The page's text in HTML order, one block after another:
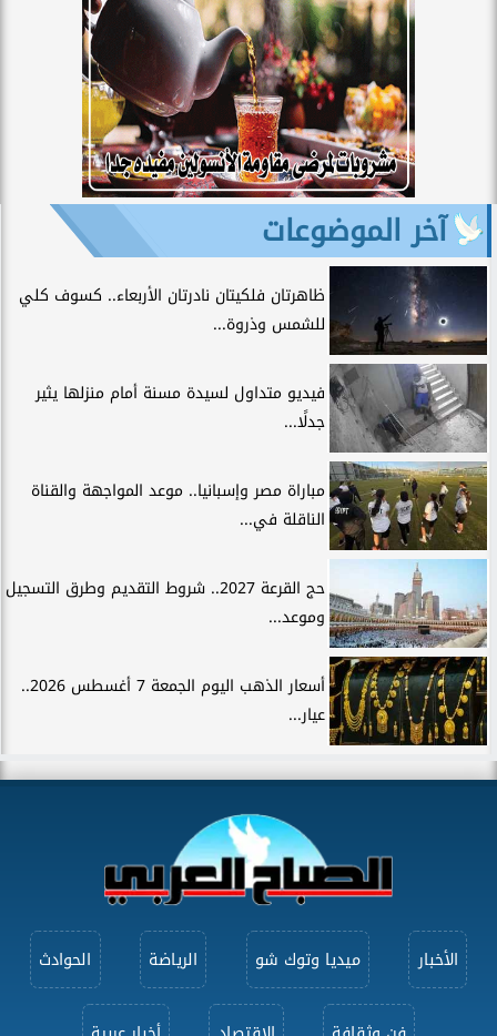
آخر الموضوعات
ظاهرتان فلكيتان نادرتان الأربعاء.. كسوف كلي
للشمس وذروة...
فيديو متداول لسيدة مسنة أمام منزلها يثير
جدلًا...
مباراة مصر وإسبانيا.. موعد المواجهة والقناة
الناقلة في...
حج القرعة 2027.. شروط التقديم وطرق التسجيل
وموعد...
أسعار الذهب اليوم الجمعة 7 أغسطس 2026..
عيار...
الأخبار ميديا وتوك شو الرياضة الحوادث